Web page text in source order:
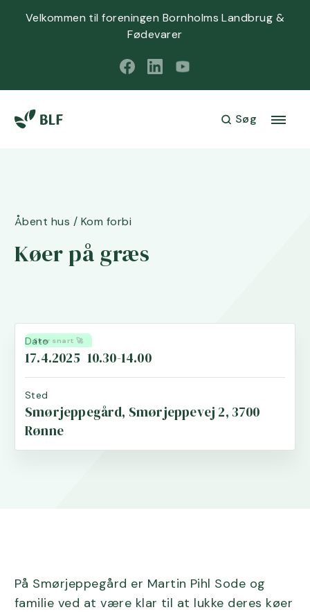
Velkommen til foreningen Bornholms Landbrug &
Fødevarer
Søg
Åbent hus / Kom forbi
Køer på græs
Sker snart 🚀
Dato
17.4.2025 10.30-14.00
Sted
Smørjeppegård, Smørjeppevej 2, 3700
Rønne
På Smørjeppegård er Martin Pihl Sode og
familie ved at være klar til at lukke deres køer